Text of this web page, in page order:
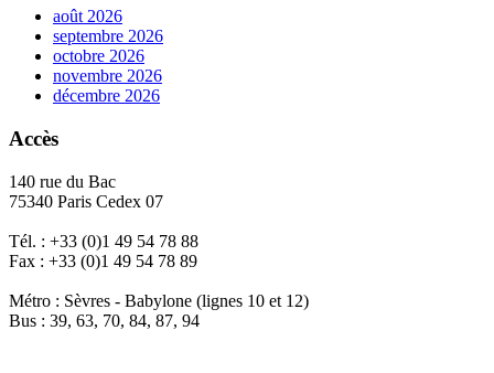
août 2026
septembre 2026
octobre 2026
novembre 2026
décembre 2026
Accès
140 rue du Bac
75340 Paris Cedex 07
Tél. : +33 (0)1 49 54 78 88
Fax : +33 (0)1 49 54 78 89
Métro : Sèvres - Babylone (lignes 10 et 12)
Bus : 39, 63, 70, 84, 87, 94